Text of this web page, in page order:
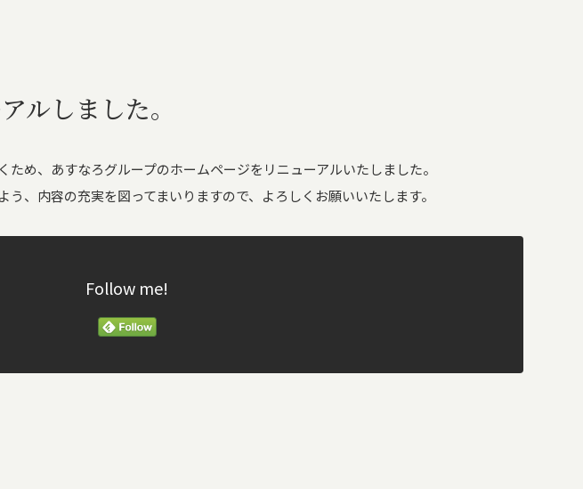
ルしました。
め、あすなろグループのホームページをリニューアルいたしました。
、内容の充実を図ってまいりますので、よろしくお願いいたします。
Follow me!